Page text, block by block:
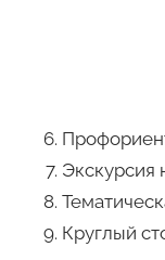
Экскурсия
Круглый